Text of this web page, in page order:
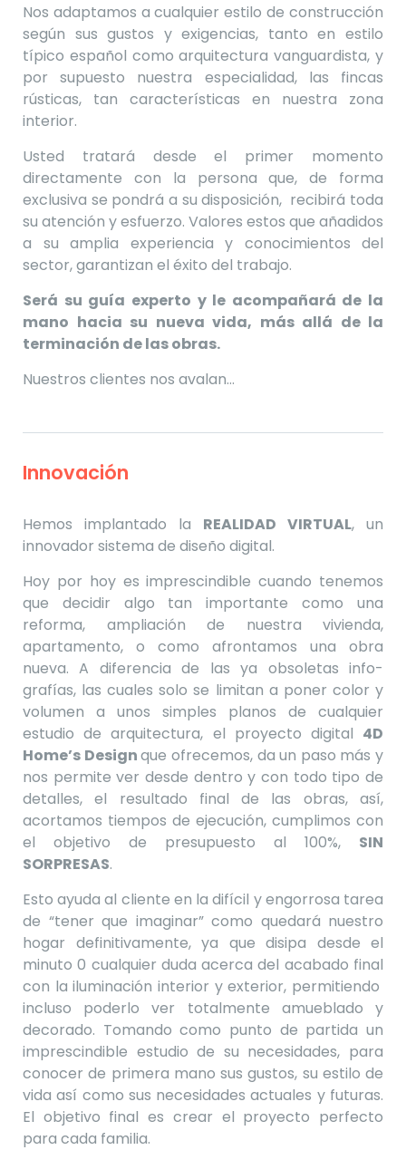
Nos adaptamos a cualquier estilo de construcción
según sus gustos y exigencias, tanto en estilo
típico español como arquitectura vanguardista, y
por supuesto nuestra especialidad, las fincas
rústicas, tan características en nuestra zona
interior.
Usted tratará desde el primer momento
directamente con la persona que, de forma
exclusiva se pondrá a su disposición, recibirá toda
su atención y esfuerzo. Valores estos que añadidos
a su amplia experiencia y conocimientos del
sector, garantizan el éxito del trabajo.
Será su guía experto y le acompañará de la
mano hacia su nueva vida, más allá de la
terminación de las obras.
Nuestros clientes nos avalan…
Innovación
Hemos implantado la REALIDAD VIRTUAL, un
innovador sistema de diseño digital.
Hoy por hoy es imprescindible cuando tenemos
que decidir algo tan importante como una
reforma, ampliación de nuestra vivienda,
apartamento, o como afrontamos una obra
nueva. A diferencia de las ya obsoletas info-
grafías, las cuales solo se limitan a poner color y
volumen a unos simples planos de cualquier
estudio de arquitectura, el proyecto digital 4D
Home’s Designque ofrecemos, da un paso más y
nos permite ver desde dentro y con todo tipo de
detalles, el resultado final de las obras, así,
acortamos tiempos de ejecución, cumplimos con
el objetivo de presupuesto al 100%, SIN
SORPRESAS.
Esto ayuda al cliente en la difícil y engorrosa tarea
de “tener que imaginar” como quedará nuestro
hogar definitivamente, ya que disipa desde el
minuto 0 cualquier duda acerca del acabado final
con la iluminación interior y exterior, permitiendo
incluso poderlo ver totalmente amueblado y
decorado. Tomando como punto de partida un
imprescindible estudio de su necesidades, para
conocer de primera mano sus gustos, su estilo de
vida así como sus necesidades actuales y futuras.
El objetivo final es crear el proyecto perfecto
para cada familia.